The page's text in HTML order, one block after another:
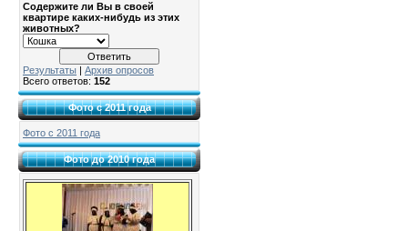
Содержите ли Вы в своей
квартире каких-нибудь из этих
животных?
Результаты
Архив опросов
Всего ответов: 152
Фото с 2011 года
Фото с 2011 года
Фото до 2010 года